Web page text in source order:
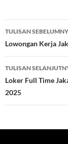
Navigasi
Tulisan
TULISAN
Lowongan Kerja
TULISAN
Loker Full Time
2025